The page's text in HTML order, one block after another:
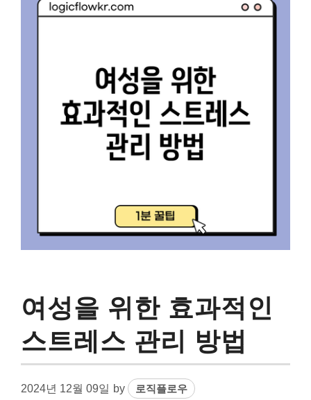
여성을 위한 효과적인
스트레스 관리 방법
2024년 12월 09일 by 로직플로우